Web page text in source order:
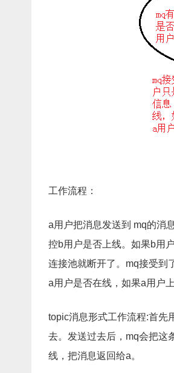
工作流程：
a用户把消息发送到 mq的消
控b用户是否上线。如果b用
连接池就断开了。mq接受到
a用户是否在线，如果a用户
topic消息形式工作流程:首先
去。发送过去后，mq会把这
线，把消息返回给a。